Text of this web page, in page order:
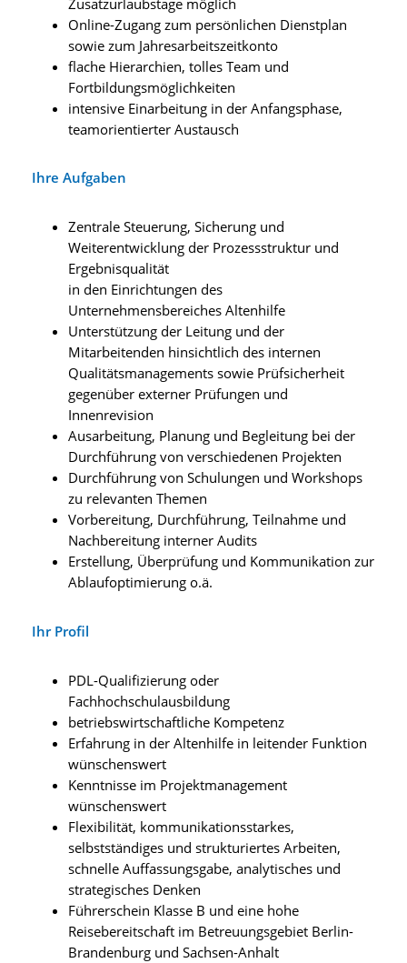
Online-Zugang zum persönlichen Dienstplan
sowie zum Jahresarbeitszeitkonto
flache Hierarchien, tolles Team und
Fortbildungsmöglichkeiten
intensive Einarbeitung in der Anfangsphase,
teamorientierter Austausch
Ihre Aufgaben
Zentrale Steuerung, Sicherung und
Weiterentwicklung der Prozessstruktur und
Ergebnisqualität
in den Einrichtungen des
Unternehmensbereiches Altenhilfe
Unterstützung der Leitung und der
Mitarbeitenden hinsichtlich des internen
Qualitätsmanagements sowie Prüfsicherheit
gegenüber externer Prüfungen und
Innenrevision
Ausarbeitung, Planung und Begleitung bei der
Durchführung von verschiedenen Projekten
Durchführung von Schulungen und Workshops
zu relevanten Themen
Vorbereitung, Durchführung, Teilnahme und
Nachbereitung interner Audits
Erstellung, Überprüfung und Kommunikation zur
Ablaufoptimierung o.ä.
Ihr Profil
PDL-Qualifizierung oder
Fachhochschulausbildung
betriebswirtschaftliche Kompetenz
Erfahrung in der Altenhilfe in leitender Funktion
wünschenswert
Kenntnisse im Projektmanagement
wünschenswert
Flexibilität, kommunikationsstarkes,
selbstständiges und strukturiertes Arbeiten,
schnelle Auffassungsgabe, analytisches und
strategisches Denken
Führerschein Klasse B und eine hohe
Reisebereitschaft im Betreuungsgebiet Berlin-
Brandenburg und Sachsen-Anhalt